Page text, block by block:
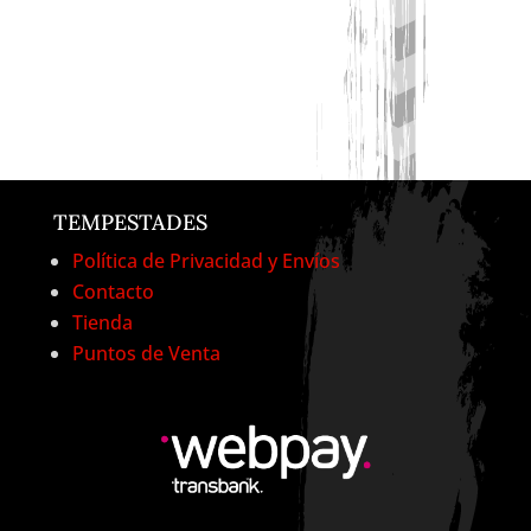
TEMPESTADES
Política de Privacidad y Envíos
Contacto
Tienda
Puntos de Venta